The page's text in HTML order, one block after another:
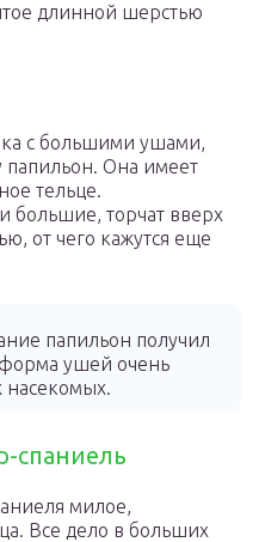
длинной шерстью
с большими ушами,
папильон. Она имеет
тельце.
большие, торчат вверх
от чего кажутся еще
папильон получил
форма ушей очень
насекомых.
спаниель
милое,
Все дело в больших